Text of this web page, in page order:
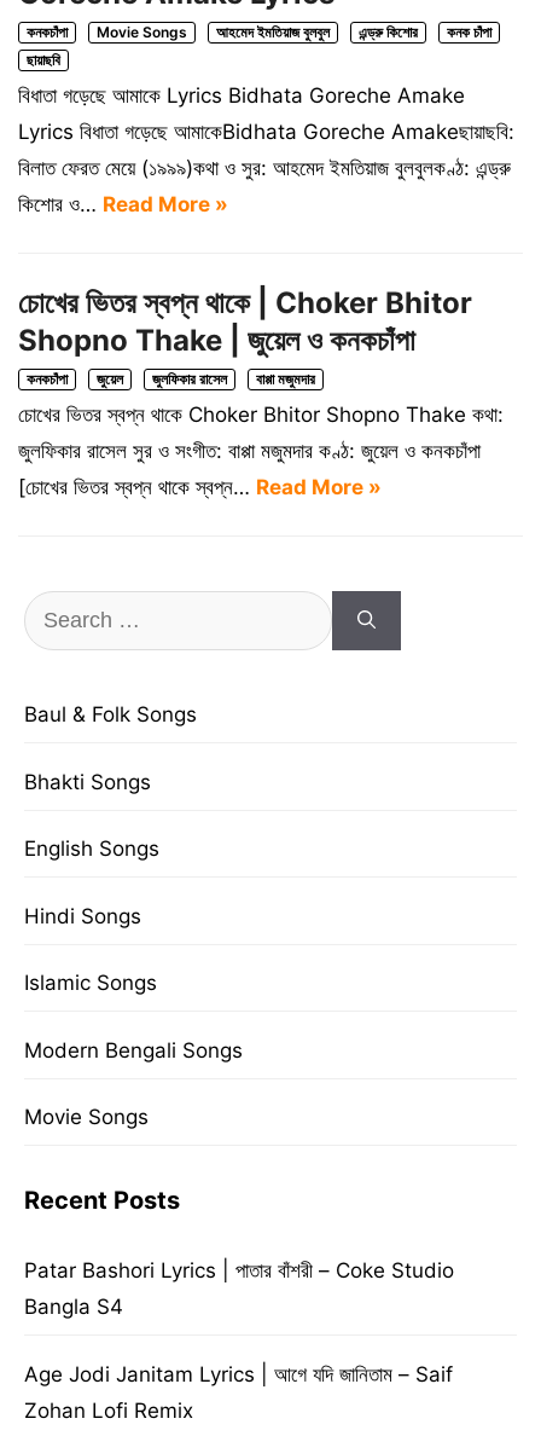
কনকচাঁপা Movie Songs আহমেদ ইমতিয়াজ বুলবুল এন্ড্রু কিশোর
কনক চাঁপা
ছায়াছবি
বিধাতা গড়েছে আমাকে Lyrics Bidhata Goreche Amake
Lyrics বিধাতা গড়েছে আমাকেBidhata Goreche Amakeছায়াছবি:
বিলাত ফেরত মেয়ে (১৯৯৯)কথা ও সুর: আহমেদ ইমতিয়াজ বুলবুলকণ্ঠ: এন্ড্রু
কিশোর ও… Read More »
চোখের ভিতর স্বপ্ন থাকে | Choker Bhitor
Shopno Thake | জুয়েল ও কনকচাঁপা
কনকচাঁপা জুয়েল জুলফিকার রাসেল বাপ্পা মজুমদার
চোখের ভিতর স্বপ্ন থাকে Choker Bhitor Shopno Thake কথা:
জুলফিকার রাসেল সুর ও সংগীত: বাপ্পা মজুমদার কণ্ঠ: জুয়েল ও কনকচাঁপা
[চোখের ভিতর স্বপ্ন থাকে স্বপ্ন… Read More »
Search
for:
Baul & Folk Songs
Bhakti Songs
English Songs
Hindi Songs
Islamic Songs
Modern Bengali Songs
Movie Songs
Recent Posts
Patar Bashori Lyrics | পাতার বাঁশরী – Coke Studio
Bangla S4
Age Jodi Janitam Lyrics | আগে যদি জানিতাম – Saif
Zohan Lofi Remix